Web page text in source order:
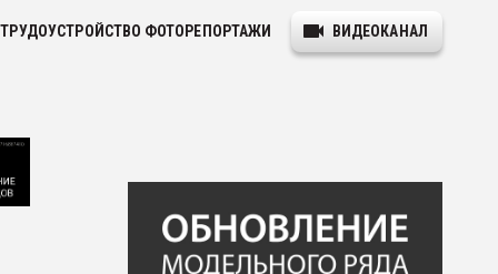
ТРУДОУСТРОЙСТВО ФОТОРЕПОРТАЖИ ВИДЕОКАНАЛ